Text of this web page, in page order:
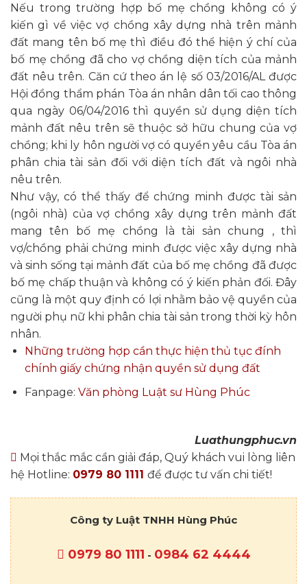
Nếu trong trường hợp bố mẹ chồng không có ý
kiến gì về việc vợ chồng xây dựng nhà trên mảnh
đất mang tên bố mẹ thì điều đó thể hiện ý chí của
bố mẹ chồng đã cho vợ chồng diện tích của mảnh
đất nêu trên. Căn cứ theo án lệ số 03/2016/AL được
Hội đồng thẩm phán Tòa án nhân dân tối cao thông
qua ngày 06/04/2016 thì quyền sử dụng diện tích
mảnh đất nêu trên sẽ thuộc sở hữu chung của vợ
chồng; khi ly hôn người vợ có quyền yêu cầu Tòa án
phân chia tài sản đối với diện tích đất và ngôi nhà
nêu trên.
Như vậy, có thể thấy để chứng minh được tài sản
(ngôi nhà) của vợ chồng xây dựng trên mảnh đất
mang tên bố mẹ chồng là tài sản chung , thì
vợ/chồng phải chứng minh được việc xây dựng nhà
và sinh sống tại mảnh đất của bố mẹ chồng đã được
bố mẹ chấp thuận và không có ý kiến phản đối. Đây
cũng là một quy định có lợi nhằm bảo vệ quyền của
người phụ nữ khi phân chia tài sản trong thời kỳ hôn
nhân.
Những trường hợp cần thực hiện thủ tục đính
chính giấy chứng nhận quyền sử dụng đất
Fanpage: Văn phòng Luật sư Hùng Phúc
Luathungphuc.vn
Mọi thắc mắc cần giải đáp, Quý khách vui lòng liên
hệ Hotline: 0979 80 1111 để được tư vấn chi tiết!
Công ty Luật TNHH Hùng Phúc
0979 80 1111 - 0984 62 4444